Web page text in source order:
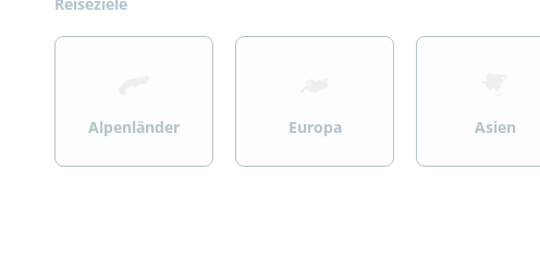
>
Alpenländer
>
Europa
>
Asien